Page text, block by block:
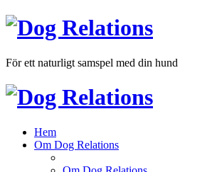
För ett naturligt samspel med din hund
Hem
Om Dog Relations